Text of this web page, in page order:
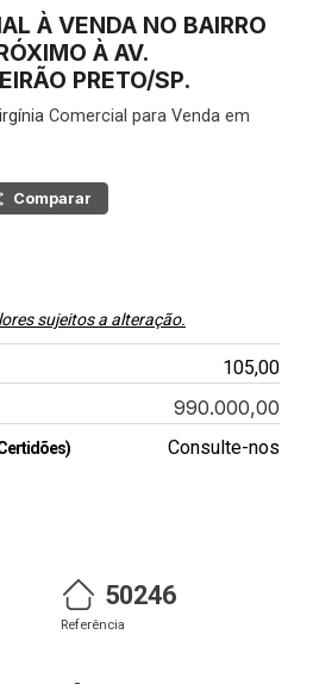
À VENDA NO BAIRRO
À AV.
PRETO/SP.
Comercial para Venda em
Comparar
sujeitos a alteração.
105,00
990.000,00
Consulte-nos
50246
Referência